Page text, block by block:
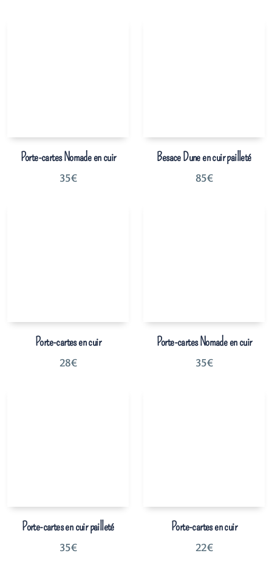
Porte-cartes Nomade en cuir
35€
Besace Dune en cuir pailleté
85€
Porte-cartes en cuir
28€
Porte-cartes Nomade en cuir
35€
Porte-cartes en cuir pailleté
35€
Porte-cartes en cuir
22€